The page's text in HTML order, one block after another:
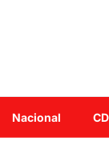
Nacional